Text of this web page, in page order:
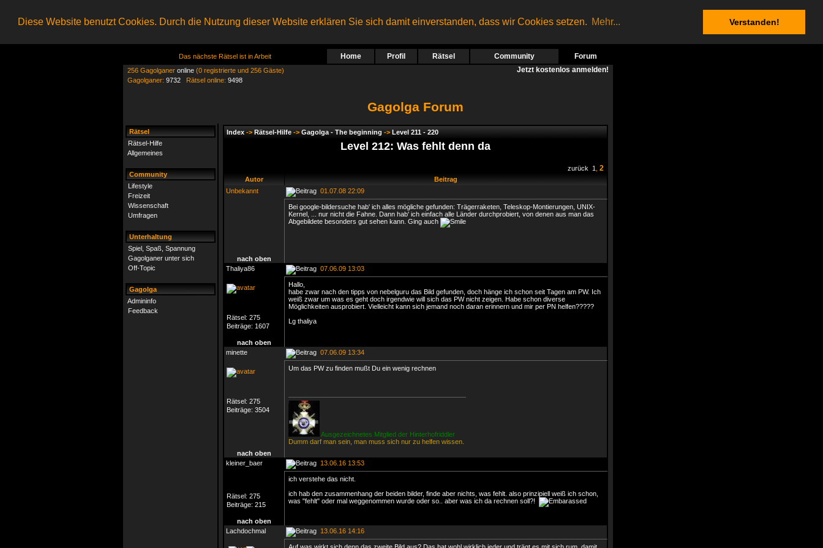
Diese Website benutzt Cookies. Durch die Nutzung dieser Website erklären Sie sich damit einverstanden, dass wir Cookies setzen. Mehr... Verstanden!
Das nächste Rätsel ist in Arbeit Home Profil Rätsel Community Forum
256 Gagolganer online (0 registrierte und 256 Gäste)
Gagolganer: 9732 Rätsel online: 9498
Jetzt kostenlos anmelden!
Gagolga Forum
Rätsel
Rätsel-Hilfe
Allgemeines
Community
Lifestyle
Freizeit
Wissenschaft
Umfragen
Unterhaltung
Spiel, Spaß, Spannung
Gagolganer unter sich
Off-Topic
Gagolga
Admininfo
Feedback
Index -> Rätsel-Hilfe -> Gagolga - The beginning -> Level 211 - 220
Level 212: Was fehlt denn da
zurück 1 2
Autor
Beitrag
Unbekannt
01.07.08 22:09
Bei google-bildersuche hab' ich alles mögliche gefunden: Trägerraketen, Teleskop-Montierungen, UNIX-
Kernel, ... nur nicht die Fahne. Dann hab' ich einfach alle Länder durchprobiert, von denen aus man das
Abgebildete besonders gut sehen kann. Ging auch
nach oben
Thaliya86
07.06.09 13:03
Rätsel: 275
Beiträge: 1607
Hallo,
habe zwar nach den tipps von nebelguru das Bild gefunden, doch hänge ich schon seit Tagen am PW. Ich
weiß zwar um was es geht doch irgendwie will sich das PW nicht zeigen. Habe schon diverse
Möglichkeiten ausprobiert. Vielleicht kann sich jemand noch daran erinnern und mir per PN helfen?????
Lg thaliya
nach oben
minette
07.06.09 13:34
Rätsel: 275
Beiträge: 3504
Um das PW zu finden mußt Du ein wenig rechnen
Ausgezeichnetes Mitglied der Hinterhofriddler
Dumm darf man sein, man muss sich nur zu helfen wissen.
nach oben
kleiner_baer
13.06.16 13:53
Rätsel: 275
Beiträge: 215
ich verstehe das nicht.
ich hab den zusammenhang der beiden bilder, finde aber nichts, was fehlt. also prinzipiell weiß ich schon,
was "fehlt" oder mal weggenommen wurde oder so.. aber was ich da rechnen soll?!
nach oben
Lachdochmal
13.06.16 14:16